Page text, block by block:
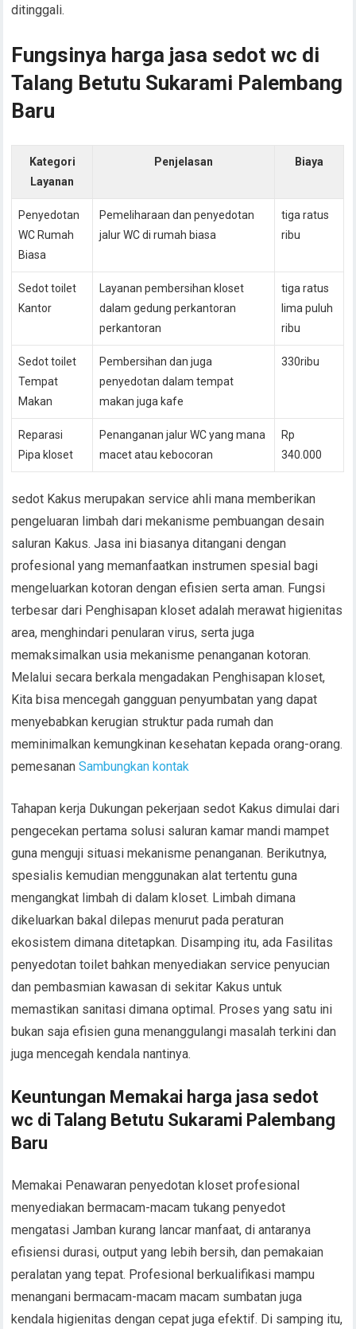
ditinggali.
Fungsinya harga jasa sedot wc di
Talang Betutu Sukarami Palembang
Baru
Kategori
Layanan
Penjelasan Biaya
Penyedotan
WC Rumah
Biasa
Pemeliharaan dan penyedotan
jalur WC di rumah biasa
tiga ratus
ribu
Sedot toilet
Kantor
Layanan pembersihan kloset
dalam gedung perkantoran
perkantoran
tiga ratus
lima puluh
ribu
Sedot toilet
Tempat
Makan
Pembersihan dan juga
penyedotan dalam tempat
makan juga kafe
330ribu
Reparasi
Pipa kloset
Penanganan jalur WC yang mana
macet atau kebocoran
Rp
340.000
sedot Kakus merupakan service ahli mana memberikan
pengeluaran limbah dari mekanisme pembuangan desain
saluran Kakus. Jasa ini biasanya ditangani dengan
profesional yang memanfaatkan instrumen spesial bagi
mengeluarkan kotoran dengan efisien serta aman. Fungsi
terbesar dari Penghisapan kloset adalah merawat higienitas
area, menghindari penularan virus, serta juga
memaksimalkan usia mekanisme penanganan kotoran.
Melalui secara berkala mengadakan Penghisapan kloset,
Kita bisa mencegah gangguan penyumbatan yang dapat
menyebabkan kerugian struktur pada rumah dan
meminimalkan kemungkinan kesehatan kepada orang-orang.
pemesananSambungkan kontak
Tahapan kerja Dukungan pekerjaan sedot Kakus dimulai dari
pengecekan pertama solusi saluran kamar mandi mampet
guna menguji situasi mekanisme penanganan. Berikutnya,
spesialis kemudian menggunakan alat tertentu guna
mengangkat limbah di dalam kloset. Limbah dimana
dikeluarkan bakal dilepas menurut pada peraturan
ekosistem dimana ditetapkan. Disamping itu, ada Fasilitas
penyedotan toilet bahkan menyediakan service penyucian
dan pembasmian kawasan di sekitar Kakus untuk
memastikan sanitasi dimana optimal. Proses yang satu ini
bukan saja efisien guna menanggulangi masalah terkini dan
juga mencegah kendala nantinya.
Keuntungan Memakai harga jasa sedot
wc di Talang Betutu Sukarami Palembang
Baru
Memakai Penawaran penyedotan kloset profesional
menyediakan bermacam-macam tukang penyedot
mengatasi Jamban kurang lancar manfaat, di antaranya
efisiensi durasi, output yang lebih bersih, dan pemakaian
peralatan yang tepat. Profesional berkualifikasi mampu
menangani bermacam-macam macam sumbatan juga
kendala higienitas dengan cepat juga efektif. Di samping itu,